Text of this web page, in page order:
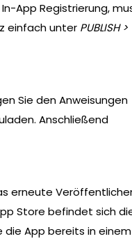
App Registrierung,
einfach unter PUBLISH >
Sie den Anweisungen
Anschließend
erneute
Store befindet sich
die App bereits in einem